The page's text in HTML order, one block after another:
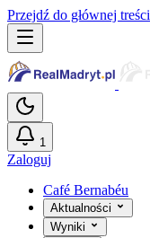
Przejdź do głównej treści
1
Zaloguj
Café Bernabéu
Aktualności
Wyniki